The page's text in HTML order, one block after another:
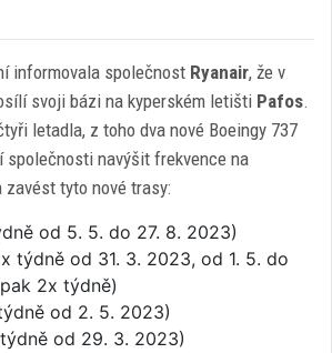
informovala společnost Ryanair, že v
svoji bázi na kyperském letišti Pafos.
letadla, z toho dva nové Boeingy 737
společnosti navýšit frekvence na
tyto nové trasy:
od 5. 5. do 27. 8. 2023)
týdně od 31. 3. 2023, od 1. 5. do
2x týdně)
od 2. 5. 2023)
od 29. 3. 2023)